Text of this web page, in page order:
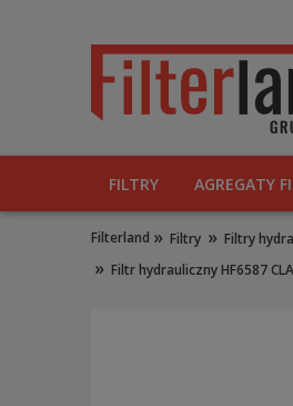
FILTRY AGREGATY
Filterland » Filtry » Filtry
» Filtr hydrauliczny HF6587